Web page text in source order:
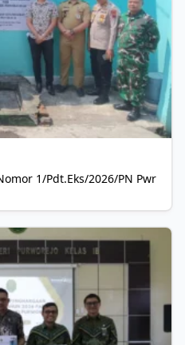
1/Pdt.Eks/2026/PN Pwr